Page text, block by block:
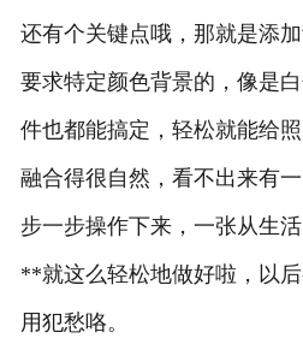
还有个关键点哦，那就是添
要求特定颜色背景的，像是
件也都能搞定，轻松就能给
融合得很自然，看不出来有
步一步操作下来，一张从生
**就这么轻松地做好啦，以
用犯愁咯。